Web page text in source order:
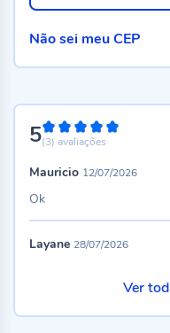
5100%
(3) avaliações
Mauricio 12/07/2026
Ok
Layane 28/07/2026
Ver
Não sei meu CEP